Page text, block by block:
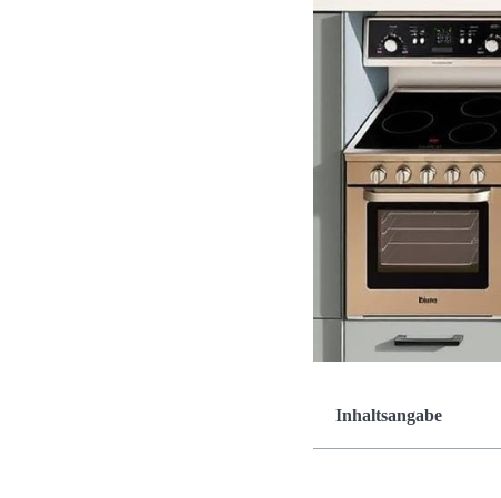
Inhaltsangabe